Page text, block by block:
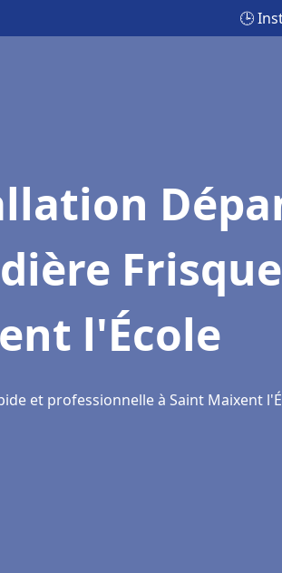
🕒
l'École
et professionnelle à Saint Maixent